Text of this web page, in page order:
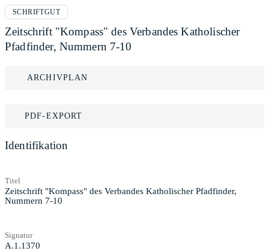
SCHRIFTGUT
Zeitschrift "Kompass" des Verbandes Katholischer
Pfadfinder, Nummern 7-10
ARCHIVPLAN
PDF-EXPORT
Identifikation
Titel
Zeitschrift "Kompass" des Verbandes Katholischer Pfadfinder,
Nummern 7-10
Signatur
A.1.1370